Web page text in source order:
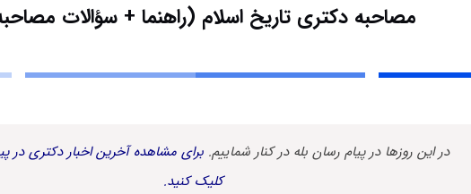
مصاحبه دکتری تاریخ اسلام (راهنما + سؤالات
در این روزها در پیام رسان بله در کنار شماییم. برای مشاهده آخرین اخبار دکتری در
کلیک کنید.